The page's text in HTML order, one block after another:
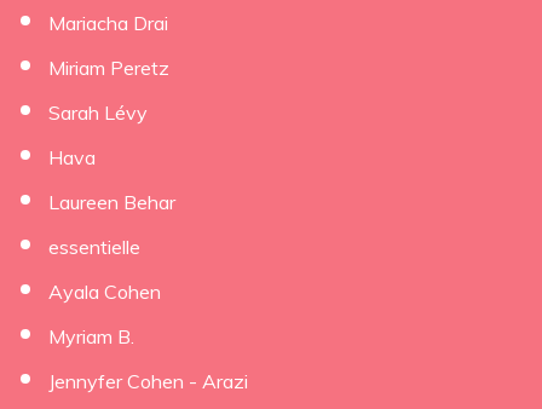
Mariacha Drai
Miriam Peretz
Sarah Lévy
Hava
Laureen Behar
essentielle
Ayala Cohen
Myriam B.
Jennyfer Cohen - Arazi